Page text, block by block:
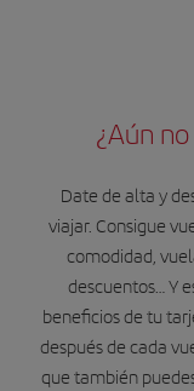
¿Aún
Date de alta y
viajar. Consigue
comodidad,
descuentos… Y
beneficios de tu
después de cada
que también